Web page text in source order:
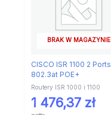
BRAK W MAGAZYNIE
CISCO ISR 1100 2 Ports
802.3at POE+
Routery ISR 1000 i 1100
1 476,37 zł